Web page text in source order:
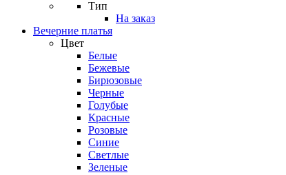
Тип
На заказ
Вечерние платья
Цвет
Белые
Бежевые
Бирюзовые
Черные
Голубые
Красные
Розовые
Синие
Светлые
Зеленые